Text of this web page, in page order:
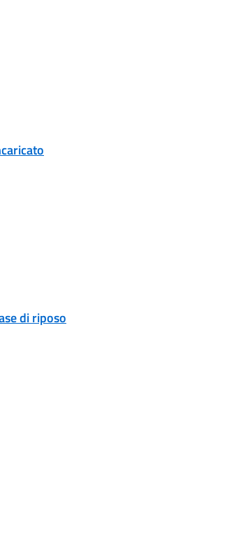
di riposo